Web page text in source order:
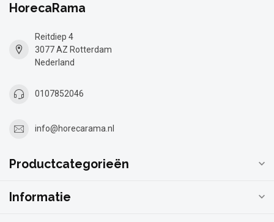
HorecaRama
Reitdiep 4
3077 AZ Rotterdam
Nederland
0107852046
info@horecarama.nl
Productcategorieën
Informatie